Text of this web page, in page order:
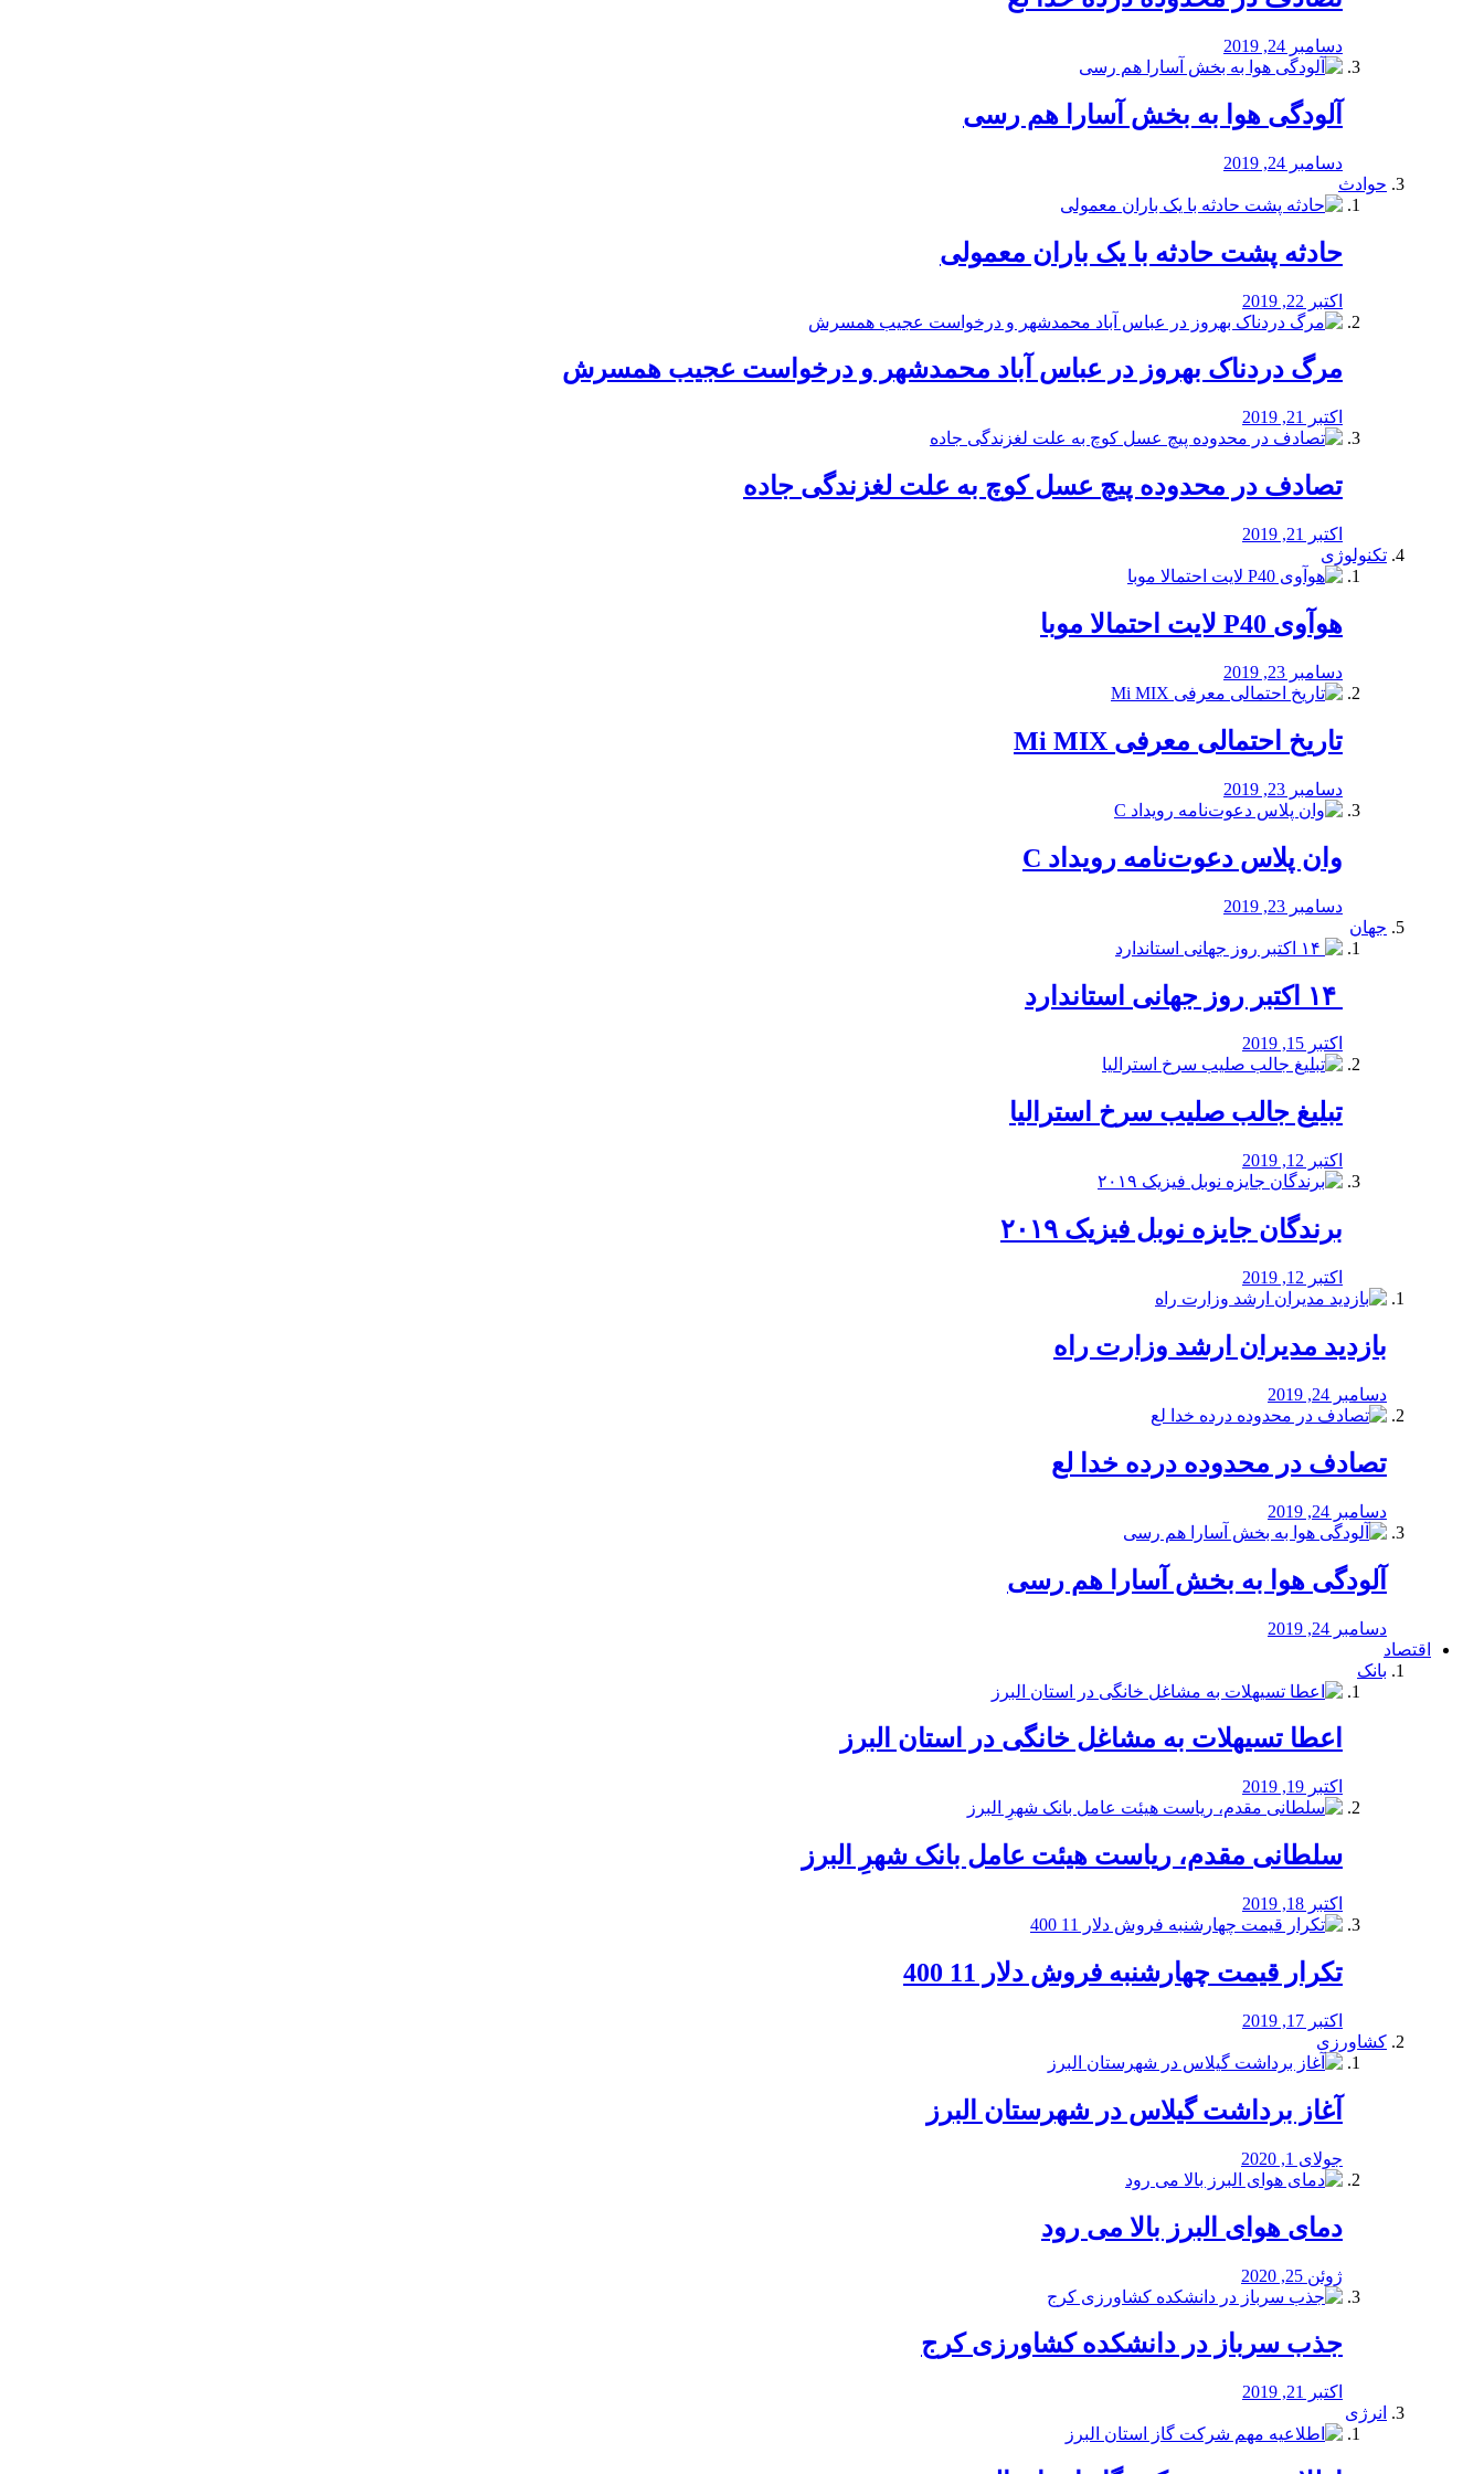
دسامبر 24, 2019
آلودگی هوا به بخش آسارا هم رسی
دسامبر 24, 2019
حوادث
️حادثه پشت حادثه با یک باران معمولی
اکتبر 22, 2019
مرگ دردناک بهروز در عباس آباد محمدشهر و درخواست عجیب همسرش
اکتبر 21, 2019
تصادف در محدوده پیچ عسل کوچ به علت لغزندگی جاده
اکتبر 21, 2019
تکنولوژی
هوآوی P40 لایت احتمالا موبا
دسامبر 23, 2019
تاریخ احتمالی معرفی Mi MIX
دسامبر 23, 2019
وان پلاس دعوت‌نامه رویداد C
دسامبر 23, 2019
جهان
اکتبر 15, 2019
تبلیغ جالب صلیب سرخ استرالیا
اکتبر 12, 2019
برندگان جایزه نوبل فیزیک ۲۰۱۹
اکتبر 12, 2019
بازدید مدیران ارشد وزارت راه
دسامبر 24, 2019
تصادف در محدوده درده خدا لع
دسامبر 24, 2019
آلودگی هوا به بخش آسارا هم رسی
دسامبر 24, 2019
اقتصاد
بانک
️اعطا تسیهلات به مشاغل خانگی در استان البرز
اکتبر 19, 2019
سلطانی مقدم، ریاست هیئت عامل بانک شهرِ البرز
اکتبر 18, 2019
تکرار قیمت چهارشنبه فروش دلار 11 400
اکتبر 17, 2019
کشاورزی
آغاز برداشت گیلاس در شهرستان البرز
جولای 1, 2020
دمای هوای البرز بالا می رود
ژوئن 25, 2020
جذب سرباز در دانشکده کشاورزی کرج
اکتبر 21, 2019
انرژی